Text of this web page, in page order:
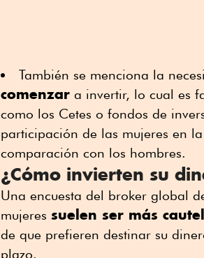
También se menciona la
comenzar a invertir, lo cual es
como los Cetes o fondos de
participación de las mujeres en
comparación con los hombres.
¿Cómo invierten su
Una encuesta del broker global
mujeres suelen ser más
de que prefieren destinar su
plazo.